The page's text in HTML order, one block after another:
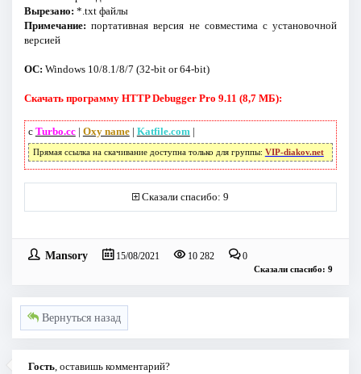
Вырезано: *.txt файлы
Примечание: портативная версия не совместима с установочной
версией
ОС: Windows 10/8.1/8/7 (32-bit or 64-bit)
Скачать программу HTTP Debugger Pro 9.11 (8,7 МБ):
с Turbo.cc| Oxy name| Katfile.com|
Прямая ссылка на скачивание доступна только для группы: VIP-diakov.net
Сказали спасибо: 9
Mansory 15/08/2021 10 282 0
Сказали спасибо: 9
Вернуться назад
Гость, оставишь комментарий?